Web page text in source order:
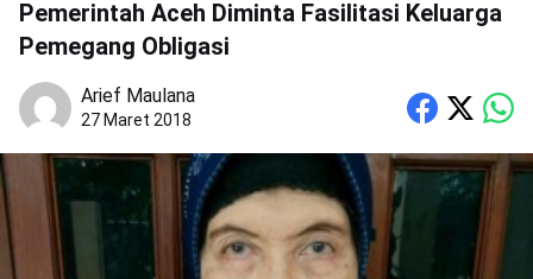
Pemerintah Aceh Diminta Fasilitasi Keluarga
Pemegang Obligasi
Arief Maulana
27 Maret 2018